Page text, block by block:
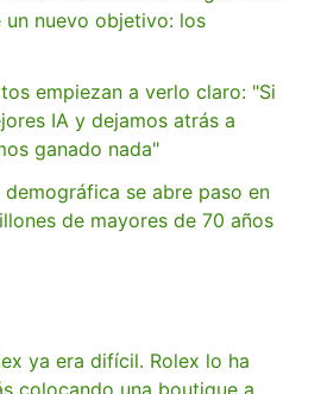
un nuevo objetivo: los
empiezan a verlo claro: "Si
IA y dejamos atrás a
ganado nada"
demográfica se abre paso en
de mayores de 70 años
ya era difícil. Rolex lo ha